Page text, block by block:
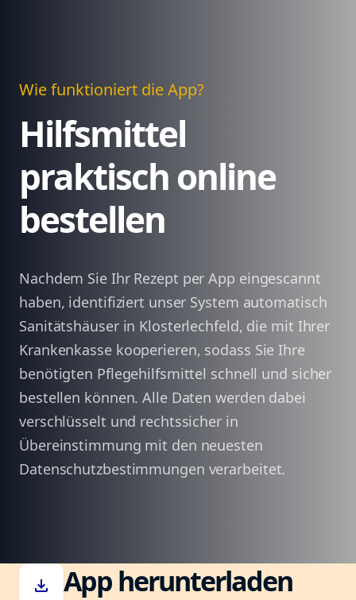
Wie funktioniert die App?
Hilfsmittel
praktisch online
bestellen
Nachdem Sie Ihr Rezept per App eingescannt
haben, identifiziert unser System automatisch
Sanitätshäuser in Klosterlechfeld, die mit Ihrer
Krankenkasse kooperieren, sodass Sie Ihre
benötigten Pflegehilfsmittel schnell und sicher
bestellen können. Alle Daten werden dabei
verschlüsselt und rechtssicher in
Übereinstimmung mit den neuesten
Datenschutzbestimmungen verarbeitet.
download App herunterladen